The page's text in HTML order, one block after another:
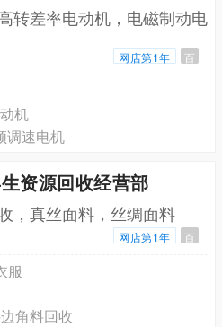
转差率电动机，电磁制动电
网店第1年 百
机
调速电机
资源回收经营部
，真丝面料，丝绸面料
网店第1年 百
服
角料回收